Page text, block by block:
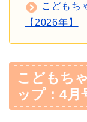
こどもち
【2026年】
こどもち
ップ：4月